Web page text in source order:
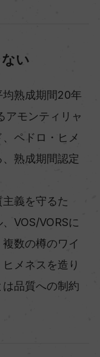
い
熟成期間20年
アモンティリャ
ペドロ・ヒメ
熟成期間認定
義を守るた
VOS/VORSに
数の樽のワイ
メネスを造り
品質への制約